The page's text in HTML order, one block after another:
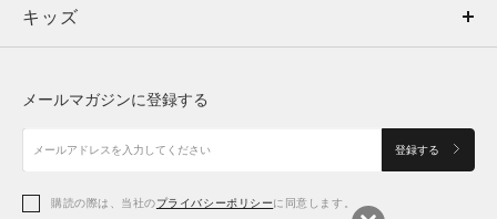
キッズ
アクセサリー
ボトムス
アクセサリー
トップス
シューズ
アクセサリー
キッズ
シューズ
メールマガジンに登録する
登録する
購読の際は、当社のプライバシーポリシーに同意します。